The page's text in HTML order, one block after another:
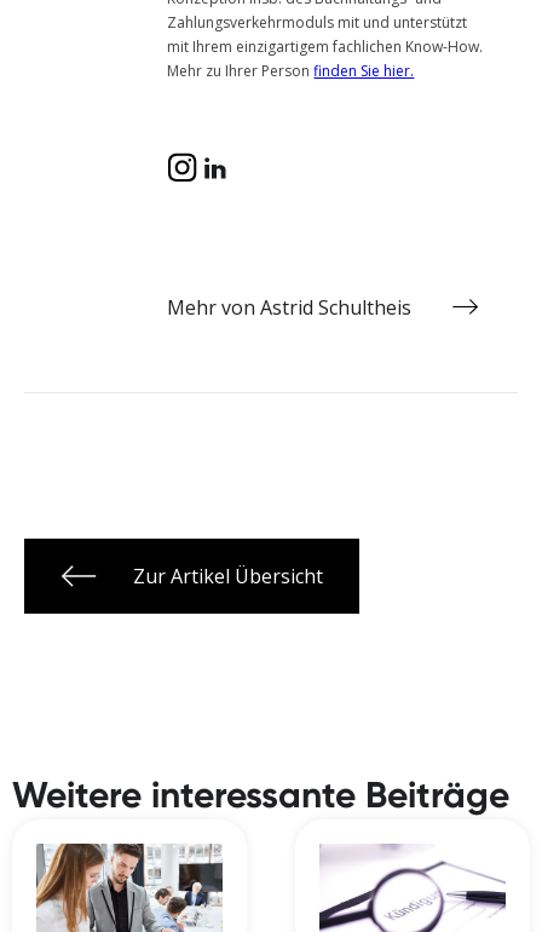
Zahlungsverkehrmoduls mit und unterstützt
mit Ihrem einzigartigem fachlichen Know-How.
Mehr zu Ihrer Personfinden Sie hier.
Mehr von Astrid Schultheis
Zur Artikel Übersicht
Weitere interessante Beiträge